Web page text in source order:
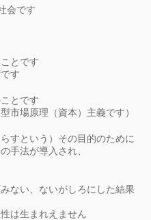
会です
とです
す
とです
市場原理（資本）主義です）
すという）その目的のために
手法が導入され、
ない、ないがしろにした結果
は生まれえません